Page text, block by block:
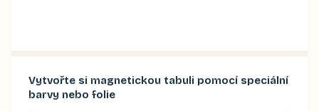
Vytvořte si magnetickou tabuli pomocí speciální
barvy nebo folie